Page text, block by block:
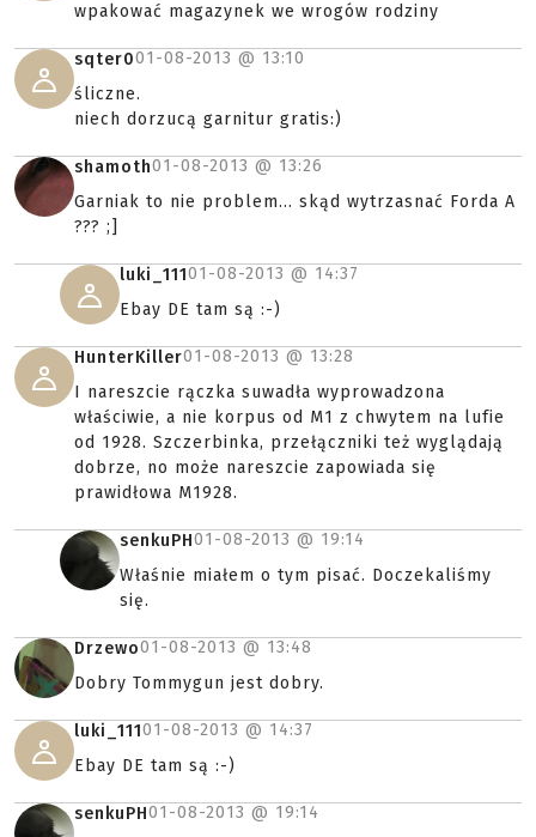
wpakować magazynek we wrogów rodziny
sqter001-08-2013 @ 13:10
śliczne.
niech dorzucą garnitur gratis:)
shamoth01-08-2013 @ 13:26
Garniak to nie problem... skąd wytrzasnać Forda A
??? ;]
luki_11101-08-2013 @ 14:37
Ebay DE tam są :-)
HunterKiller01-08-2013 @ 13:28
I nareszcie rączka suwadła wyprowadzona
właściwie, a nie korpus od M1 z chwytem na lufie
od 1928. Szczerbinka, przełączniki też wyglądają
dobrze, no może nareszcie zapowiada się
prawidłowa M1928.
senkuPH01-08-2013 @ 19:14
Właśnie miałem o tym pisać. Doczekaliśmy
się.
Drzewo01-08-2013 @ 13:48
Dobry Tommygun jest dobry.
luki_11101-08-2013 @ 14:37
Ebay DE tam są :-)
senkuPH01-08-2013 @ 19:14